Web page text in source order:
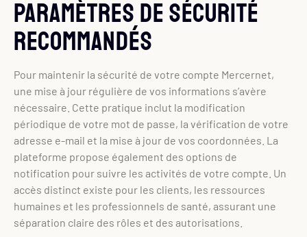
Paramètres de sécurité
recommandés
Pour maintenir la sécurité de votre compte Mercernet,
une mise à jour régulière de vos informations s’avère
nécessaire. Cette pratique inclut la modification
périodique de votre mot de passe, la vérification de votre
adresse e-mail et la mise à jour de vos coordonnées. La
plateforme propose également des options de
notification pour suivre les activités de votre compte. Un
accès distinct existe pour les clients, les ressources
humaines et les professionnels de santé, assurant une
séparation claire des rôles et des autorisations.